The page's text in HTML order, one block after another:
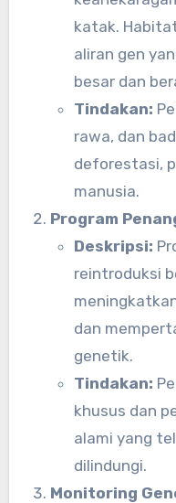
katak.
aliran gen
besar dan
Tindakan:
rawa, dan
deforestasi,
manusia.
Program
Deskripsi:
reintroduksi
dan
genetik.
Tindakan:
khusus dan
alami yang
dilindungi.
Monitoring